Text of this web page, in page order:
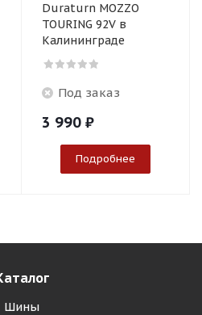
Duraturn MOZZO
TOURING 92V в
Калининграде
Под заказ
3 990 ₽
Подробнее
Шины